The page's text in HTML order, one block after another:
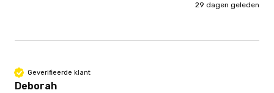
29 dagen geleden
Geverifieerde klant
Deborah